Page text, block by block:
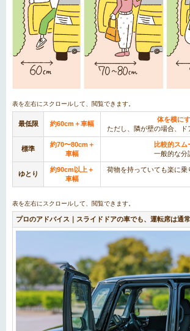
最低限 約60cm＋車幅
体を横に
ただし、隣が壁の場合、
標準
約70〜80cm＋
車幅
比較的スム
一般的な分
ゆとり
約90cm以上＋
車幅
荷物を持っていても楽に乗
プロのアドバイス｜スライドドアの車でも、運転席は通